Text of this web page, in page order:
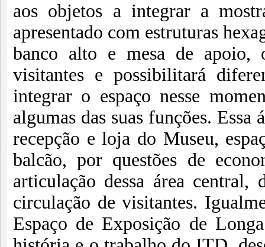
aos objetos a integrar a
apresentado com estruturas
banco alto e mesa de apoio,
visitantes e possibilitará
integrar o espaço nesse
algumas das suas funções.
recepção e loja do Museu,
balcão, por questões de
articulação dessa área
circulação de visitantes.
Espaço de Exposição de